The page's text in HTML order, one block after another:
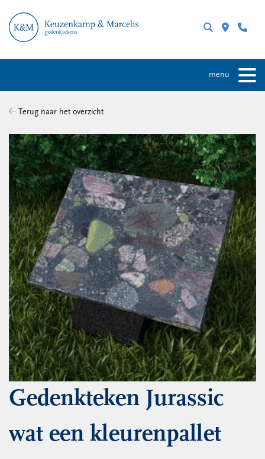
menu
Terug naar het overzicht
Gedenkteken Jurassic
wat een kleurenpallet